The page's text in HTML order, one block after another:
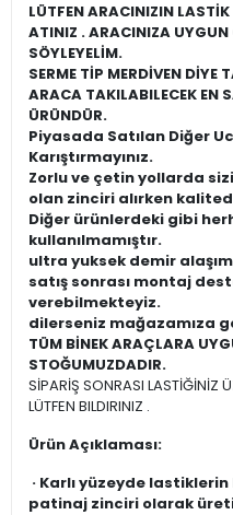
LÜTFEN ARACINIZIN
ATINIZ . ARACINIZA UYGUN
SÖYLEYELİM.
SERME TİP MERDİVEN DİYE
ARACA TAKILABILECEK EN
ÜRÜNDÜR.
Piyasada Satılan Diğer
Karıştırmayınız.
Zorlu ve çetin yollarda
olan zinciri alırken
Diğer ürünlerdeki gibi
kullanılmamıştır.
ultra yuksek demir alaşım
satış sonrası montaj
verebilmekteyiz.
dilerseniz mağazamıza
TÜM BİNEK ARAÇLARA
STOĞUMUZDADIR.
SİPARİŞ SONRASI LASTİĞİNİZ
LÜTFEN BILDIRINIZ .
Ürün Açıklaması:
· Karlı yüzeyde
patinaj zinciri olarak